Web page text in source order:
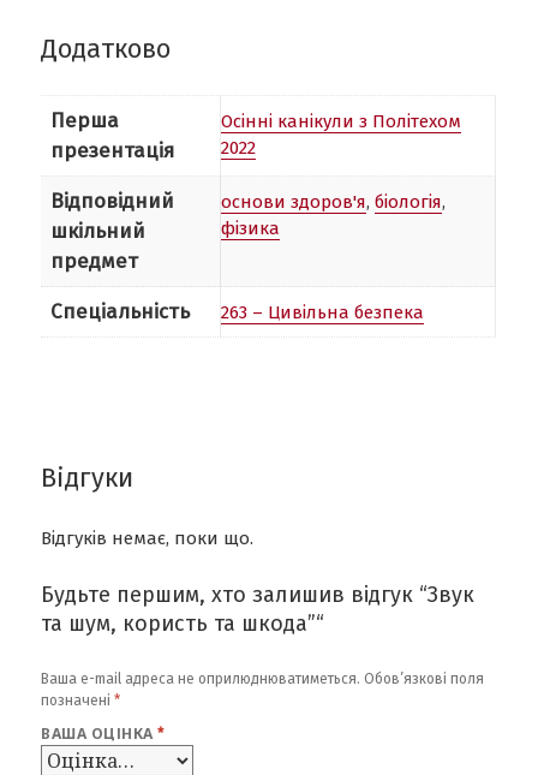
Додатково
Перша
презентація
Осінні канікули з Політехом
2022
Відповідний
шкільний
предмет
основи здоров'я,біологія,
фізика
Спеціальність 263 – Цивільна безпека
Відгуки
Відгуків немає, поки що.
Будьте першим, хто залишив відгук “Звук
та шум, користь та шкода”“
Ваша e-mail адреса не оприлюднюватиметься. Обов’язкові поля
позначені*
ВАША ОЦІНКА*